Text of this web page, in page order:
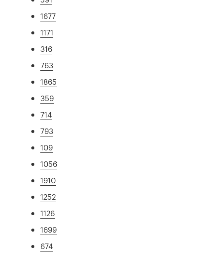
1677
1171
316
763
1865
359
714
793
109
1056
1910
1252
1126
1699
674